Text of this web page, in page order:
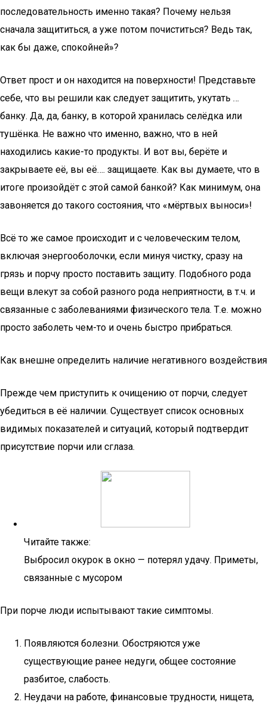
последовательность именно такая? Почему нельзя
сначала защититься, а уже потом почиститься? Ведь так,
как бы даже, спокойней»?
Ответ прост и он находится на поверхности! Представьте
себе, что вы решили как следует защитить, укутать …
банку. Да, да, банку, в которой хранилась селёдка или
тушёнка. Не важно что именно, важно, что в ней
находились какие-то продукты. И вот вы, берёте и
закрываете её, вы её…. защищаете. Как вы думаете, что в
итоге произойдёт с этой самой банкой? Как минимум, она
завоняется до такого состояния, что «мёртвых выноси»!
Всё то же самое происходит и с человеческим телом,
включая энергооболочки, если минуя чистку, сразу на
грязь и порчу просто поставить защиту. Подобного рода
вещи влекут за собой разного рода неприятности, в т.ч. и
связанные с заболеваниями физического тела. Т.е. можно
просто заболеть чем-то и очень быстро прибраться.
Как внешне определить наличие негативного воздействия
Прежде чем приступить к очищению от порчи, следует
убедиться в её наличии. Существует список основных
видимых показателей и ситуаций, который подтвердит
присутствие порчи или сглаза.
Читайте также:
Выбросил окурок в окно — потерял удачу. Приметы,
связанные с мусором
При порче люди испытывают такие симптомы.
Появляются болезни. Обостряются уже
существующие ранее недуги, общее состояние
разбитое, слабость.
Неудачи на работе, финансовые трудности, нищета,